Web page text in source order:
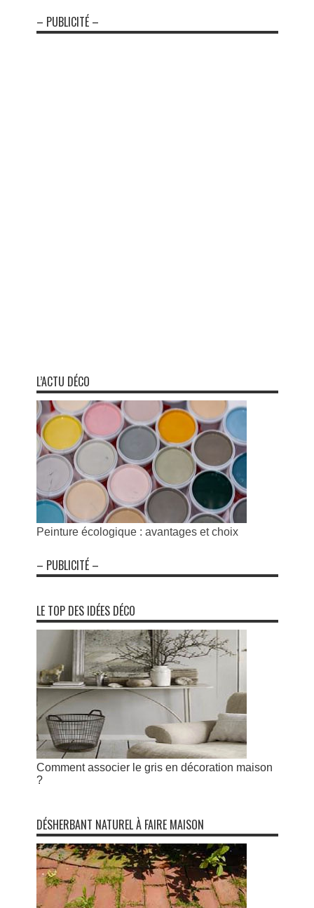
– PUBLICITÉ –
L’ACTU DÉCO
Peinture écologique : avantages et choix
– PUBLICITÉ –
LE TOP DES IDÉES DÉCO
Comment associer le gris en décoration maison
?
DÉSHERBANT NATUREL À FAIRE MAISON